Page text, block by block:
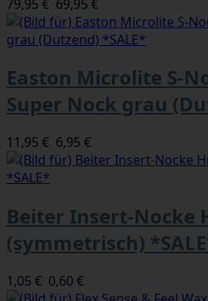
79,95 € 69,95 €
Easton Microlite S-
Super Nock grau
11,95 € 6,95 €
Beiter Insert-Nocke
(symmetrisch)
1,05 € 0,60 €